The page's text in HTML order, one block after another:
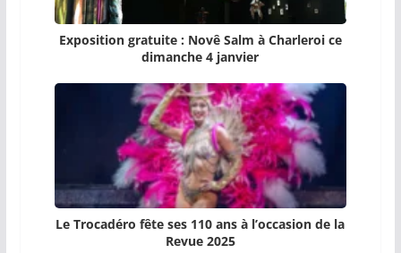
Exposition gratuite : Novê Salm à Charleroi ce
dimanche 4 janvier
Le Trocadéro fête ses 110 ans à l’occasion de la
Revue 2025